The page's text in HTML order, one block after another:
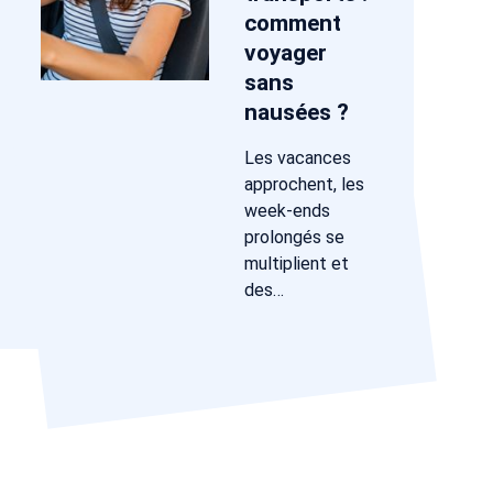
comment
voyager
sans
nausées ?
Les vacances
approchent, les
week-ends
prolongés se
multiplient et
des…